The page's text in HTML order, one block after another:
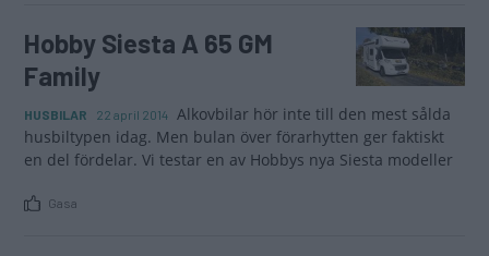
Hobby Siesta A 65 GM
Family
HUSBILAR 22 april 2014 Alkovbilar hör inte till den mest sålda
husbiltypen idag. Men bulan över förarhytten ger faktiskt
en del fördelar. Vi testar en av Hobbys nya Siesta modeller
Gasa